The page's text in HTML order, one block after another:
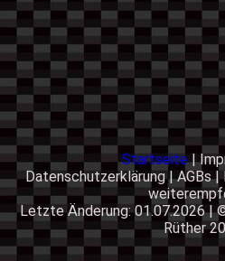
Startseite|
Datenschutzerklärung|AGBs |
Letzte Änderung: 01.07.2026 |
Rüther